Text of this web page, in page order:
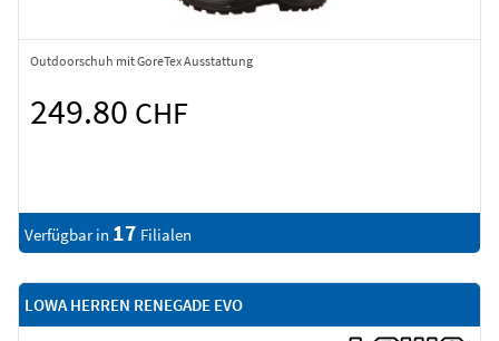
Outdoorschuh mit GoreTex Ausstattung
249.80 CHF
Verfügbar in 17 Filialen
LOWA HERREN RENEGADE EVO